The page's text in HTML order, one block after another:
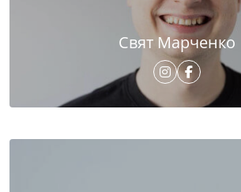
Свят Марченко